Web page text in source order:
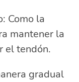
Como la
mantener la
el tendón.
gradual